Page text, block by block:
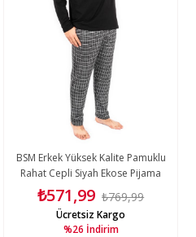
BSM Erkek Yüksek Kalite Pamuklu
Rahat Cepli Siyah Ekose Pijama
Takımı
₺571,99 ₺769,99
%26 İndirim
Ücretsiz Kargo